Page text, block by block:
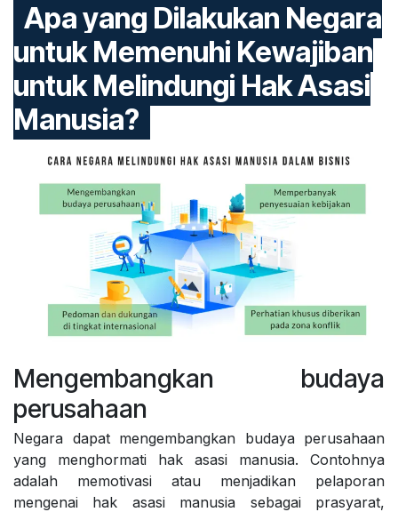
Apa yang Dilakukan Negara
untuk Memenuhi Kewajiban
untuk Melindungi Hak Asasi
Manusia?
Mengembangkan budaya
perusahaan
Negara dapat mengembangkan budaya perusahaan
yang menghormati hak asasi manusia. Contohnya
adalah memotivasi atau menjadikan pelaporan
mengenai hak asasi manusia sebagai prasyarat,